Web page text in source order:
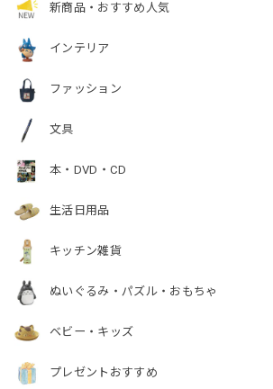
新商品・おすすめ人気
インテリア
ファッション
文具
本・DVD・CD
生活日用品
キッチン雑貨
ぬいぐるみ・パズル・おもちゃ
ベビー・キッズ
プレゼントおすすめ